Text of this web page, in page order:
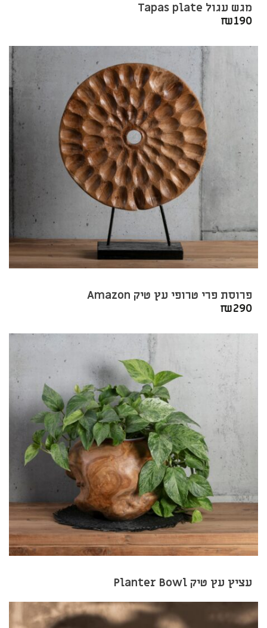
מגש עגול Tapas plate
₪190
פרוסת פרי טרופי עץ טיק Amazon
₪290
עציץ עץ טיק Planter Bowl